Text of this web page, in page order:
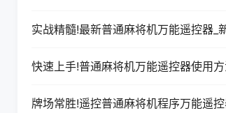
实战精髓!最新普通麻将机万能遥控器_
快速上手!普通麻将机万能遥控器使用
牌场常胜!遥控普通麻将机程序万能遥